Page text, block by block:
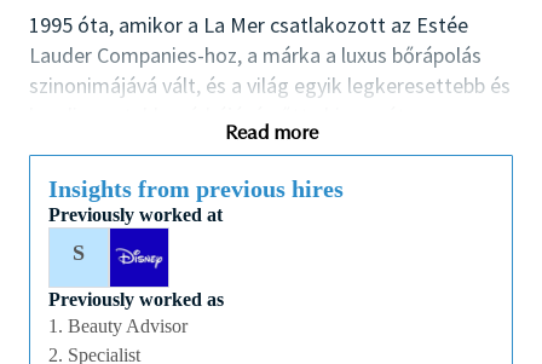
1995 óta, amikor a La Mer csatlakozott az Estée
Lauder Companies-hoz, a márka a luxus bőrápolás
szinonimájává vált, és a világ egyik legkeresettebb és
Most lehetőséged van arra, hogy te is részese
légy annak az örökségnek, amely a szépségápolás
világát örökre megváltoztatta. Csatlakozz a La Mer
csapatához, és dolgozz velünk egy olyan márkánál,
amely minden egyes termékével a kifinomultságot
és a luxust képviseli
FELADATOK:
Read more
Insights from previous hires
Previously worked at
S
Previously worked as
1. Beauty Advisor
2. Specialist